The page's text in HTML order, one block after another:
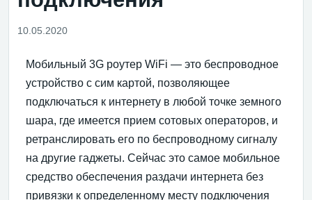
10.05.2020
Мобильный 3G роутер WiFi — это беспроводное
устройство с сим картой, позволяющее
подключаться к интернету в любой точке земного
шара, где имеется прием сотовых операторов, и
ретранслировать его по беспроводному сигналу
на другие гаджеты. Сейчас это самое мобильное
средство обеспечения раздачи интернета без
привязки к определенному месту подключения